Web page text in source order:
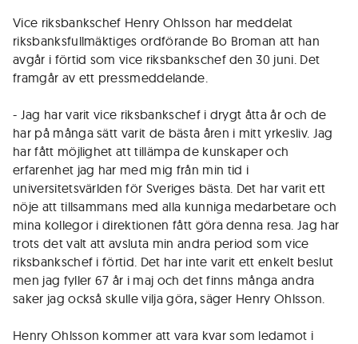
Vice riksbankschef Henry Ohlsson har meddelat
riksbanksfullmäktiges ordförande Bo Broman att han
avgår i förtid som vice riksbankschef den 30 juni. Det
framgår av ett pressmeddelande.
- Jag har varit vice riksbankschef i drygt åtta år och de
har på många sätt varit de bästa åren i mitt yrkesliv. Jag
har fått möjlighet att tillämpa de kunskaper och
erfarenhet jag har med mig från min tid i
universitetsvärlden för Sveriges bästa. Det har varit ett
nöje att tillsammans med alla kunniga medarbetare och
mina kollegor i direktionen fått göra denna resa. Jag har
trots det valt att avsluta min andra period som vice
riksbankschef i förtid. Det har inte varit ett enkelt beslut
men jag fyller 67 år i maj och det finns många andra
saker jag också skulle vilja göra, säger Henry Ohlsson.
Henry Ohlsson kommer att vara kvar som ledamot i